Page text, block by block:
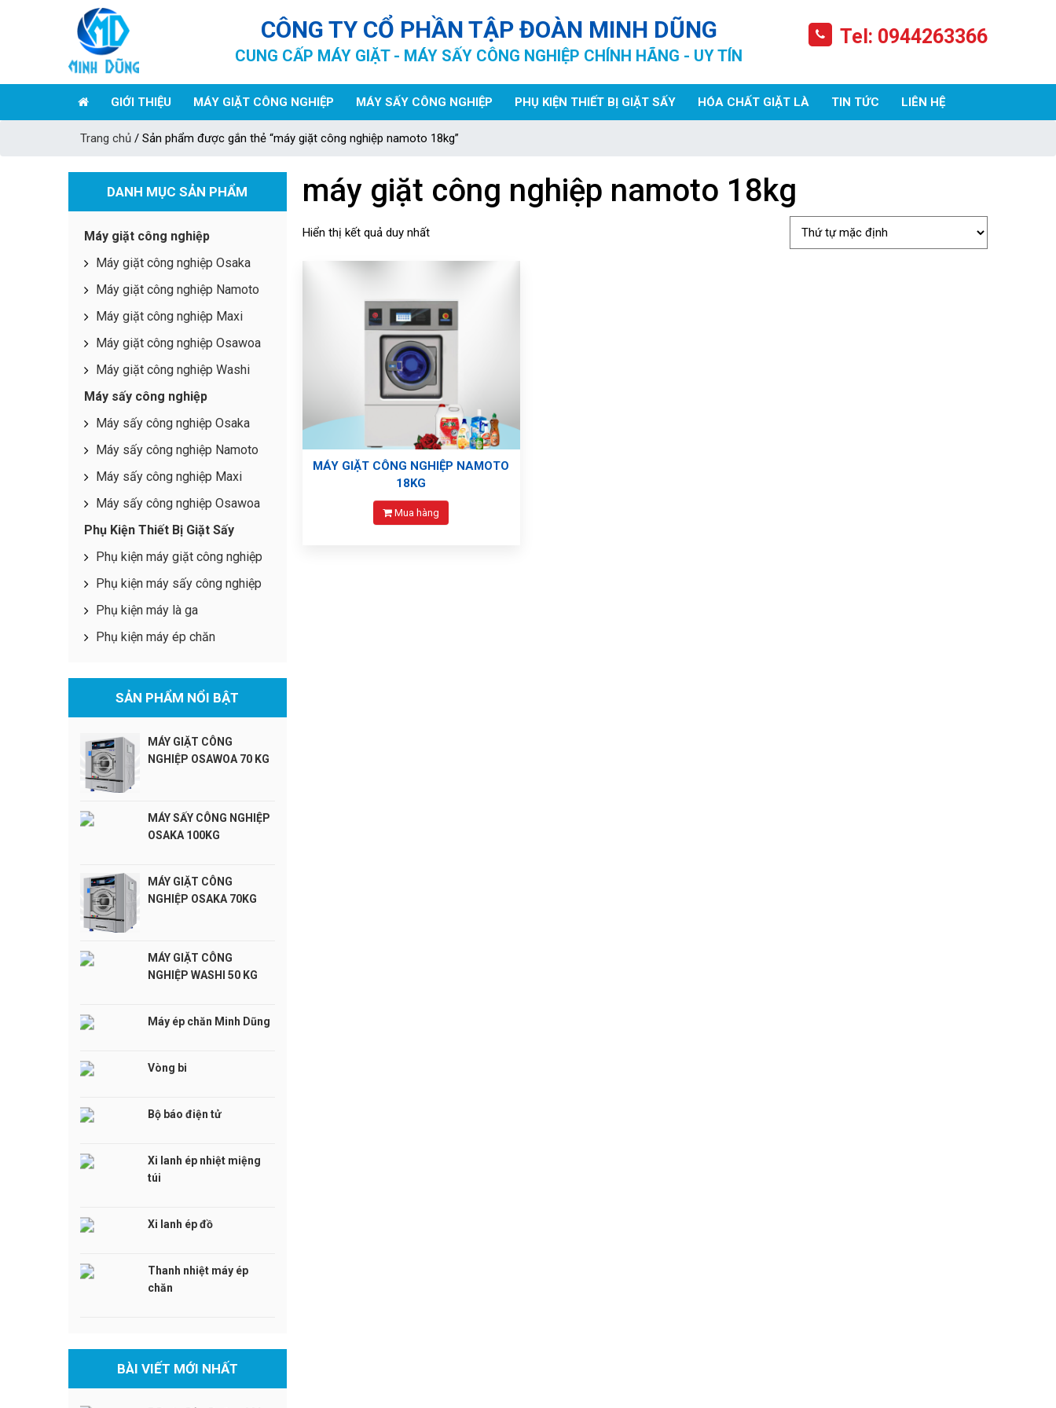
CÔNG TY CỔ PHẦN TẬP ĐOÀN MINH DŨNG
CUNG CẤP MÁY GIẶT - MÁY SẤY CÔNG NGHIỆP CHÍNH HÃNG - UY TÍN
Tel: 0944263366
GIỚI THIỆU MÁY GIẶT CÔNG NGHIỆP MÁY SẤY CÔNG NGHIỆP PHỤ KIỆN THIẾT BỊ GIẶT SẤY HÓA CHẤT GIẶT LÀ TIN TỨC LIÊN HỆ
Trang chủ / Sản phẩm được gắn thẻ “máy giặt công nghiệp namoto 18kg”
DANH MỤC SẢN PHẨM
Máy giặt công nghiệp
Máy giặt công nghiệp Osaka
Máy giặt công nghiệp Namoto
Máy giặt công nghiệp Maxi
Máy giặt công nghiệp Osawoa
Máy giặt công nghiệp Washi
Máy sấy công nghiệp
Máy sấy công nghiệp Osaka
Máy sấy công nghiệp Namoto
Máy sấy công nghiệp Maxi
Máy sấy công nghiệp Osawoa
Phụ Kiện Thiết Bị Giặt Sấy
Phụ kiện máy giặt công nghiệp
Phụ kiện máy sấy công nghiệp
Phụ kiện máy là ga
Phụ kiện máy ép chăn
SẢN PHẨM NỔI BẬT
MÁY GIẶT CÔNG
NGHIỆP OSAWOA 70 KG
MÁY SẤY CÔNG NGHIỆP
OSAKA 100KG
MÁY GIẶT CÔNG
NGHIỆP OSAKA 70KG
MÁY GIẶT CÔNG
NGHIỆP WASHI 50 KG
Máy ép chăn Minh Dũng
Vòng bi
Bộ báo điện tử
Xi lanh ép nhiệt miệng
túi
Xi lanh ép đồ
Thanh nhiệt máy ép
chăn
BÀI VIẾT MỚI NHẤT
máy giặt công nghiệp namoto 18kg
Hiển thị kết quả duy nhất
MÁY GIẶT CÔNG NGHIỆP NAMOTO
18KG
Mua hàng